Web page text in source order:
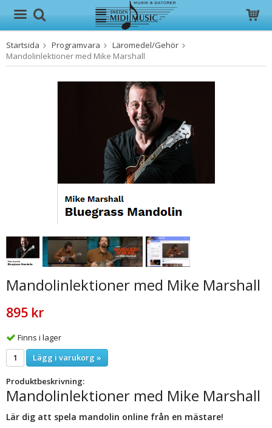
Produkten har blivit tillagd i varukorgen
Startsida Programvara
Läromedel/Gehör
Mandolinlektioner med Mike Marshall
Mandolinlektioner med Mike Marshall
895 kr
Finns i lager
Lägg i varukorg »
Produktbeskrivning:
Mandolinlektioner med Mike Marshall
Lär dig att spela mandolin online från en mästare!